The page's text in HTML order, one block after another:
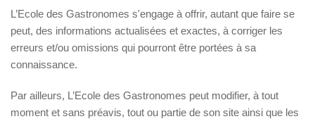
L’Ecole des Gastronomes s'engage à offrir, autant que faire se
peut, des informations actualisées et exactes, à corriger les
erreurs et/ou omissions qui pourront être portées à sa
connaissance.
Par ailleurs, L’Ecole des Gastronomes peut modifier, à tout
moment et sans préavis, tout ou partie de son site ainsi que les